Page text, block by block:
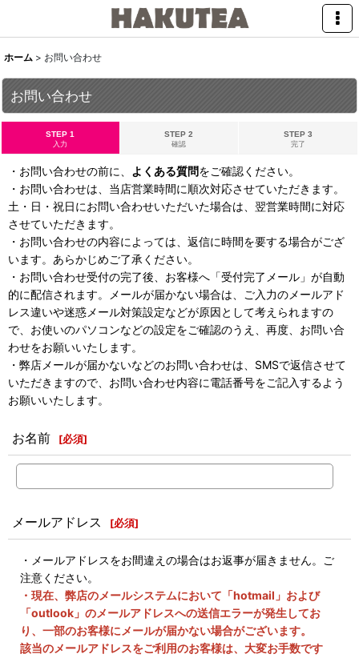
ホーム > お問い合わせ
お問い合わせ
STEP 1
入力
STEP 2
確認
STEP 3
完了
・お問い合わせの前に、 よくある質問をご確認ください。
・お問い合わせは、当店営業時間に順次対応させていただきます。
土・日・祝日にお問い合わせいただいた場合は、翌営業時間に対応
させていただきます。
・お問い合わせの内容によっては、返信に時間を要する場合がござ
います。あらかじめご了承ください。
・お問い合わせ受付の完了後、お客様へ「受付完了メール」が自動
的に配信されます。メールが届かない場合は、ご入力のメールアド
レス違いや迷惑メール対策設定などが原因として考えられますの
で、お使いのパソコンなどの設定をご確認のうえ、再度、お問い合
わせをお願いいたします。
・弊店メールが届かないなどのお問い合わせは、SMSで返信させて
いただきますので、お問い合わせ内容に電話番号をご記入するよう
お願いいたします。
お名前 [必須]
メールアドレス [必須]
・メールアドレスをお間違えの場合はお返事が届きません。ご
注意ください。
・現在、弊店のメールシステムにおいて「hotmail」および
「outlook」のメールアドレスへの送信エラーが発生してお
り、一部のお客様にメールが届かない場合がございます。
該当のメールアドレスをご利用のお客様は、大変お手数です